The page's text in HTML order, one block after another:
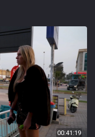
00:41:19